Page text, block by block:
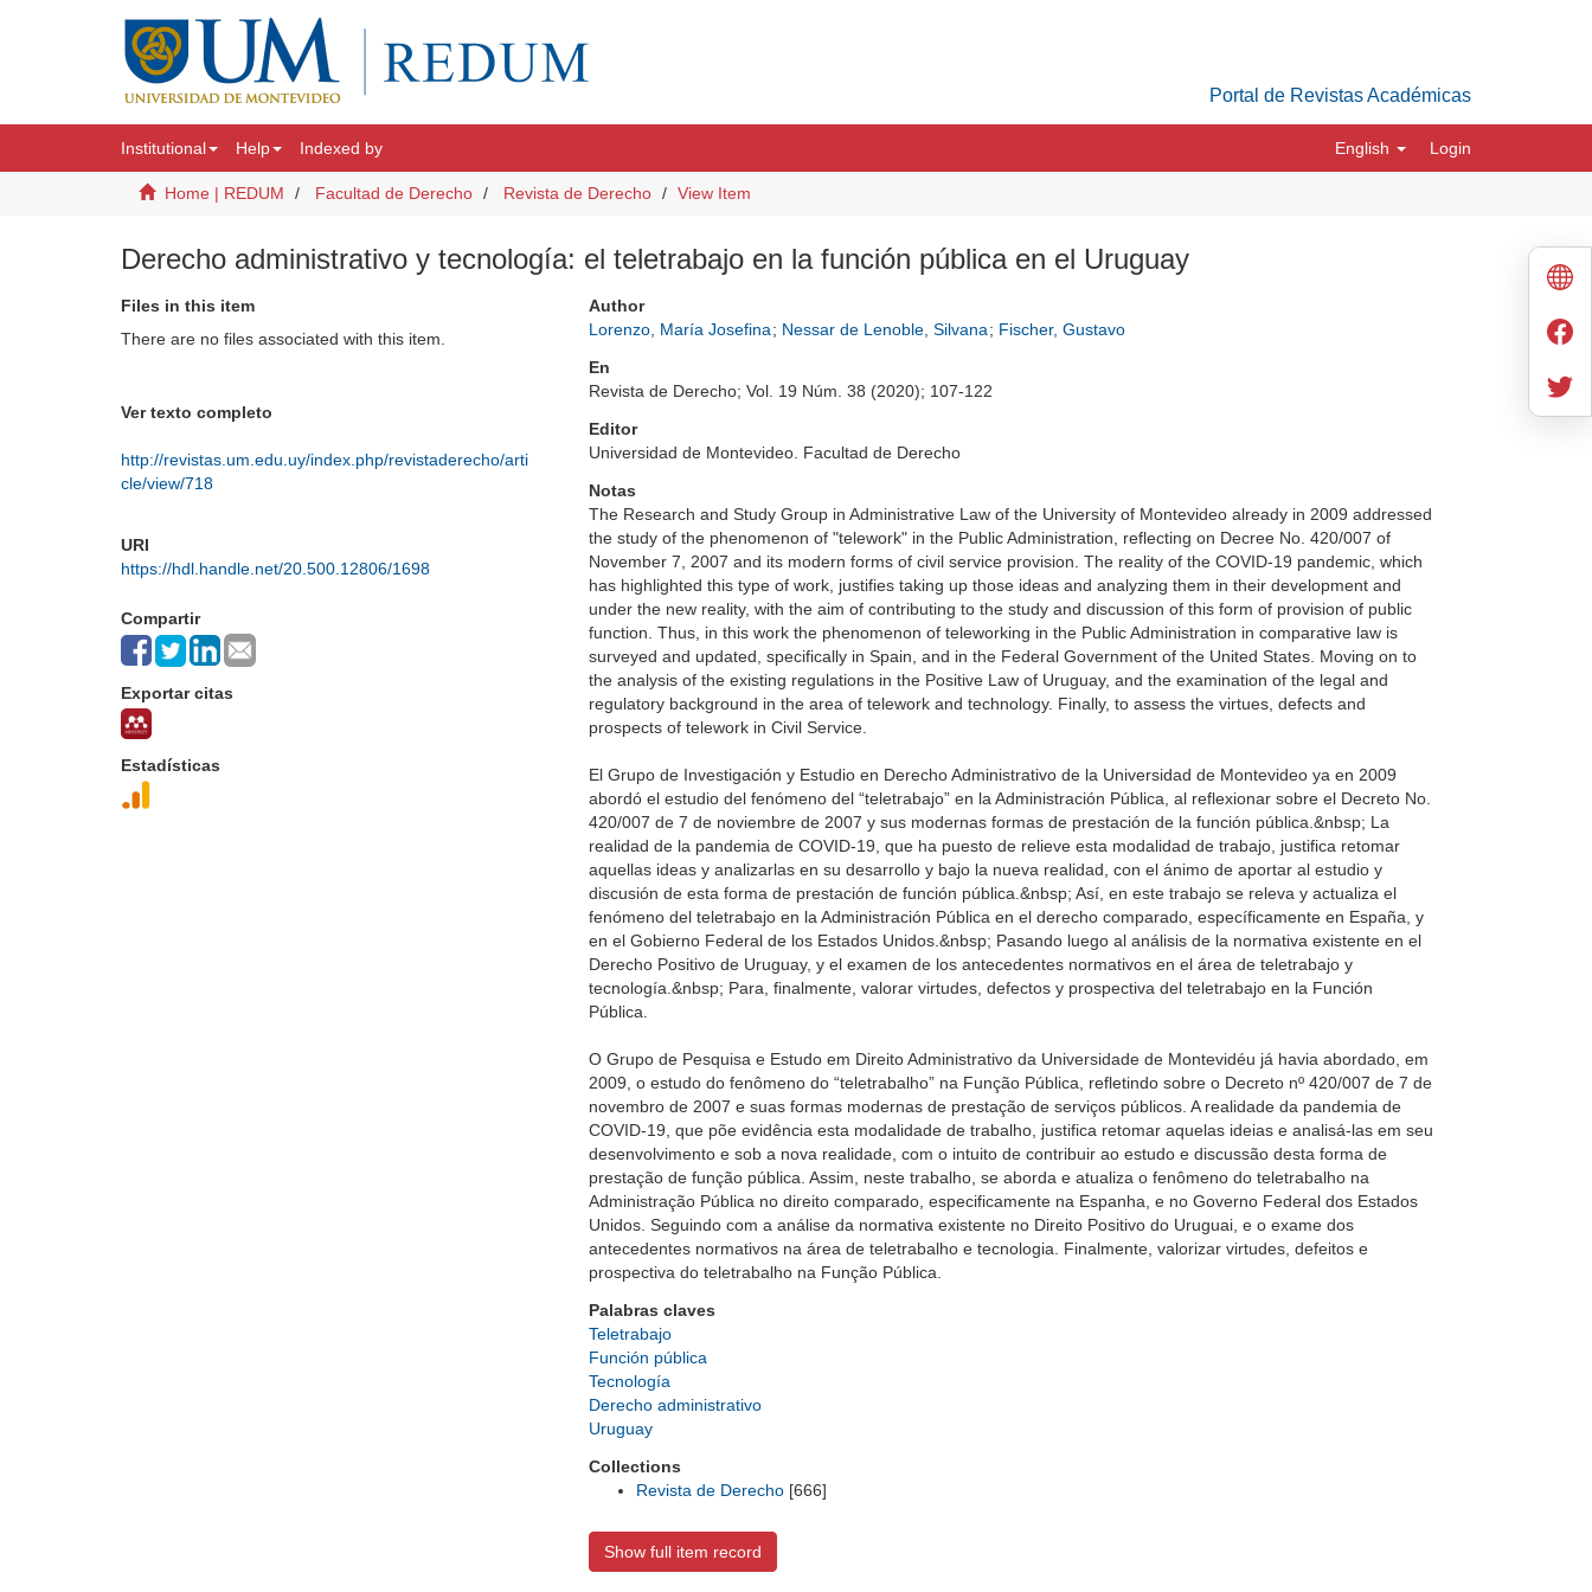
Portal de Revistas Académicas
Institutional Help Indexed by English Login
Home | REDUM Facultad de Derecho Revista de Derecho View Item
Derecho administrativo y tecnología: el teletrabajo en la función pública en el Uruguay
Files in this item
There are no files associated with this item.
Ver texto completo
http://revistas.um.edu.uy/index.php/revistaderecho/arti
cle/view/718
URI
https://hdl.handle.net/20.500.12806/1698
Compartir
Exportar citas
Estadísticas
Author
Lorenzo, María Josefina; Nessar de Lenoble, Silvana; Fischer, Gustavo
En
Revista de Derecho; Vol. 19 Núm. 38 (2020); 107-122
Editor
Universidad de Montevideo. Facultad de Derecho
Notas
The Research and Study Group in Administrative Law of the University of Montevideo already in 2009 addressed
the study of the phenomenon of "telework" in the Public Administration, reflecting on Decree No. 420/007 of
November 7, 2007 and its modern forms of civil service provision. The reality of the COVID-19 pandemic, which
has highlighted this type of work, justifies taking up those ideas and analyzing them in their development and
under the new reality, with the aim of contributing to the study and discussion of this form of provision of public
function. Thus, in this work the phenomenon of teleworking in the Public Administration in comparative law is
surveyed and updated, specifically in Spain, and in the Federal Government of the United States. Moving on to
the analysis of the existing regulations in the Positive Law of Uruguay, and the examination of the legal and
regulatory background in the area of telework and technology. Finally, to assess the virtues, defects and
prospects of telework in Civil Service.
El Grupo de Investigación y Estudio en Derecho Administrativo de la Universidad de Montevideo ya en 2009
abordó el estudio del fenómeno del “teletrabajo” en la Administración Pública, al reflexionar sobre el Decreto No.
420/007 de 7 de noviembre de 2007 y sus modernas formas de prestación de la función pública.&nbsp; La
realidad de la pandemia de COVID-19, que ha puesto de relieve esta modalidad de trabajo, justifica retomar
aquellas ideas y analizarlas en su desarrollo y bajo la nueva realidad, con el ánimo de aportar al estudio y
discusión de esta forma de prestación de función pública.&nbsp; Así, en este trabajo se releva y actualiza el
fenómeno del teletrabajo en la Administración Pública en el derecho comparado, específicamente en España, y
en el Gobierno Federal de los Estados Unidos.&nbsp; Pasando luego al análisis de la normativa existente en el
Derecho Positivo de Uruguay, y el examen de los antecedentes normativos en el área de teletrabajo y
tecnología.&nbsp; Para, finalmente, valorar virtudes, defectos y prospectiva del teletrabajo en la Función
Pública.
O Grupo de Pesquisa e Estudo em Direito Administrativo da Universidade de Montevidéu já havia abordado, em
2009, o estudo do fenômeno do “teletrabalho” na Função Pública, refletindo sobre o Decreto nº 420/007 de 7 de
novembro de 2007 e suas formas modernas de prestação de serviços públicos. A realidade da pandemia de
COVID-19, que põe evidência esta modalidade de trabalho, justifica retomar aquelas ideias e analisá-las em seu
desenvolvimento e sob a nova realidade, com o intuito de contribuir ao estudo e discussão desta forma de
prestação de função pública. Assim, neste trabalho, se aborda e atualiza o fenômeno do teletrabalho na
Administração Pública no direito comparado, especificamente na Espanha, e no Governo Federal dos Estados
Unidos. Seguindo com a análise da normativa existente no Direito Positivo do Uruguai, e o exame dos
antecedentes normativos na área de teletrabalho e tecnologia. Finalmente, valorizar virtudes, defeitos e
prospectiva do teletrabalho na Função Pública.
Palabras claves
Teletrabajo
Función pública
Tecnología
Derecho administrativo
Uruguay
Collections
Revista de Derecho [666]
Show full item record